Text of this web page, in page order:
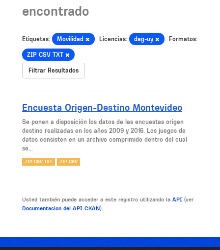
encontrado
Etiquetas: Movilidad Licencias: dag-uy Formatos:
ZIP CSV TXT
Filtrar Resultados
Encuesta Origen-Destino Montevideo
Se ponen a disposición los datos de las encuestas origen
destino realizadas en los años 2009 y 2016. Los juegos de
datos consisten en un archivo comprimido dentro del cual
se...
ZIP CSV TXT ZIP CSV
Usted también puede acceder a este registro utilizando la API (ver
Documentacion del API CKAN).